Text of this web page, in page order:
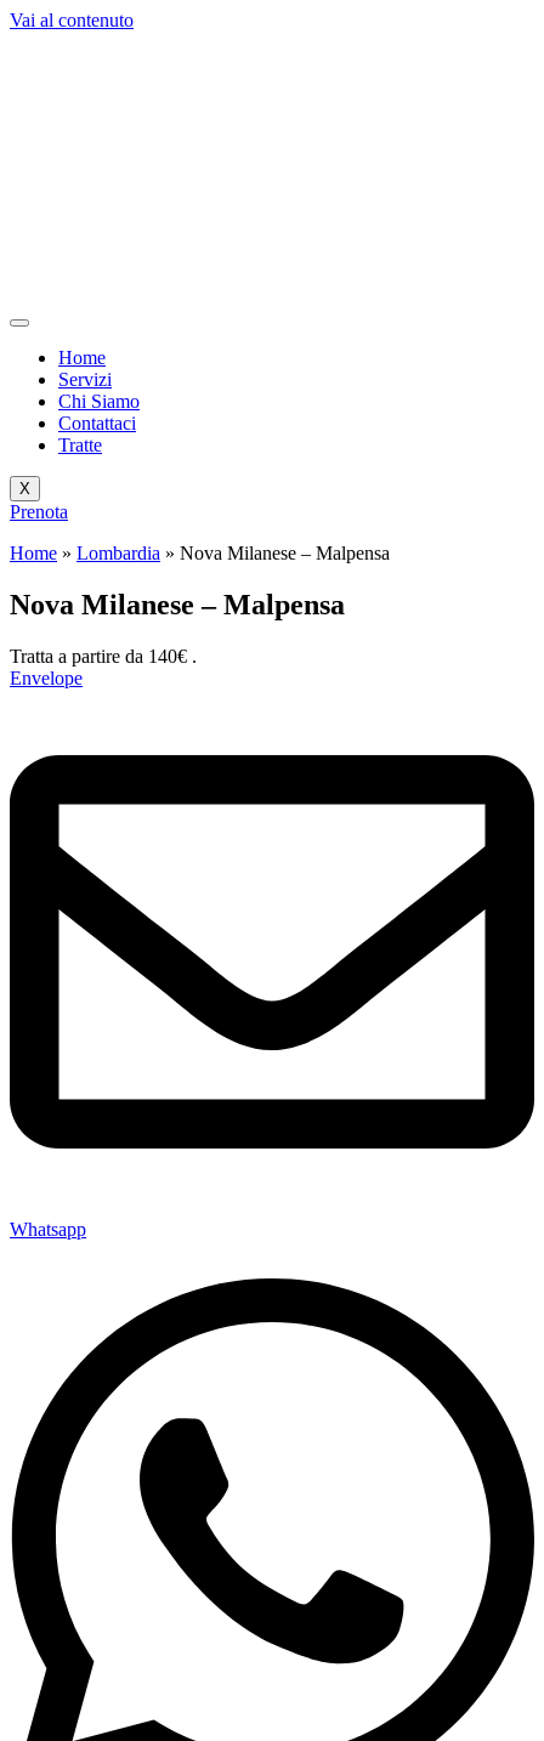
Vai al contenuto
Home
Servizi
Chi Siamo
Contattaci
Tratte
X
Prenota
Home » Lombardia » Nova Milanese – Malpensa
Nova Milanese – Malpensa
Tratta a partire da 140€ .
Envelope
Whatsapp